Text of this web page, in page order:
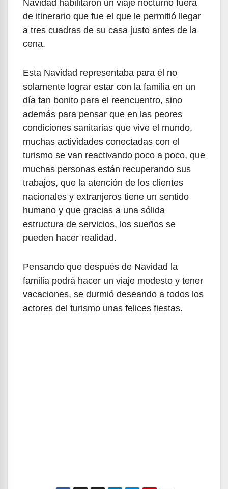
Navidad habilitaron un viaje nocturno fuera
de itinerario que fue el que le permitió llegar
a tres cuadras de su casa justo antes de la
cena.
Esta Navidad representaba para él no
solamente lograr estar con la familia en un
día tan bonito para el reencuentro, sino
además para pensar que en las peores
condiciones sanitarias que vive el mundo,
muchas actividades conectadas con el
turismo se van reactivando poco a poco, que
muchas personas están recuperando sus
trabajos, que la atención de los clientes
nacionales y extranjeros tiene un sentido
humano y que gracias a una sólida
estructura de servicios, los sueños se
pueden hacer realidad.
Pensando que después de Navidad la
familia podrá hacer un viaje modesto y tener
vacaciones, se durmió deseando a todos los
actores del turismo unas felices fiestas.